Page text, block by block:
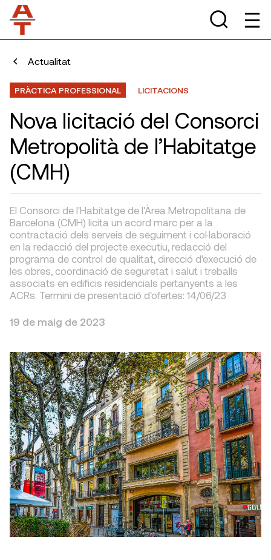
Actualitat
PRÀCTICA PROFESSIONAL LICITACIONS
Nova licitació del Consorci
Metropolità de l’Habitatge
(CMH)
El Consorci de l'Habitatge de l'Àrea Metropolitana de
Barcelona (CMH) licita un acord marc per a la
contractació dels serveis de seguiment i col·laboració
en la redacció del projecte executiu, redacció del
programa de control de qualitat, direcció d’execució de
les obres, coordinació de seguretat i salut i treballs
associats en edificis residencials pertanyents a les
ACRs. Termini de presentació d'ofertes: 14/06/23
19 de maig de 2023